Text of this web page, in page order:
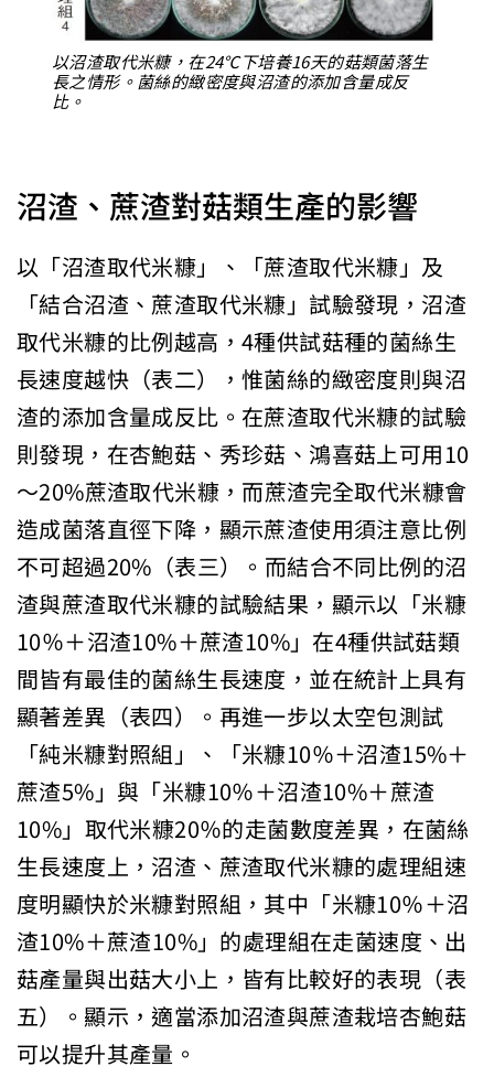
以沼渣取代米糠，在24℃下培養16天的菇類菌落生
長之情形。菌絲的緻密度與沼渣的添加含量成反
比。
沼渣、蔗渣對菇類生產的影響
以「沼渣取代米糠」、「蔗渣取代米糠」及
「結合沼渣、蔗渣取代米糠」試驗發現，沼渣
取代米糠的比例越高，4種供試菇種的菌絲生
長速度越快（表二），惟菌絲的緻密度則與沼
渣的添加含量成反比。在蔗渣取代米糠的試驗
則發現，在杏鮑菇、秀珍菇、鴻喜菇上可用10
～20%蔗渣取代米糠，而蔗渣完全取代米糠會
造成菌落直徑下降，顯示蔗渣使用須注意比例
不可超過20%（表三）。而結合不同比例的沼
渣與蔗渣取代米糠的試驗結果，顯示以「米糠
10％＋沼渣10%＋蔗渣10%」在4種供試菇類
間皆有最佳的菌絲生長速度，並在統計上具有
顯著差異（表四）。再進一步以太空包測試
「純米糠對照組」、「米糠10％＋沼渣15%＋
蔗渣5%」與「米糠10％＋沼渣10%＋蔗渣
10%」取代米糠20％的走菌數度差異，在菌絲
生長速度上，沼渣、蔗渣取代米糠的處理組速
度明顯快於米糠對照組，其中「米糠10％＋沼
渣10%＋蔗渣10%」的處理組在走菌速度、出
菇產量與出菇大小上，皆有比較好的表現（表
五）。顯示，適當添加沼渣與蔗渣栽培杏鮑菇
可以提升其產量。